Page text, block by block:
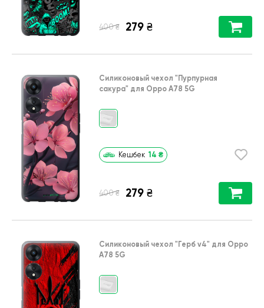
400 ₴ 279 ₴
Силиконовый чехол "Пурпурная
сакура" для Oppo A78 5G
Кешбек 14 ₴
400 ₴ 279 ₴
Силиконовый чехол "Герб v4" для Oppo
A78 5G